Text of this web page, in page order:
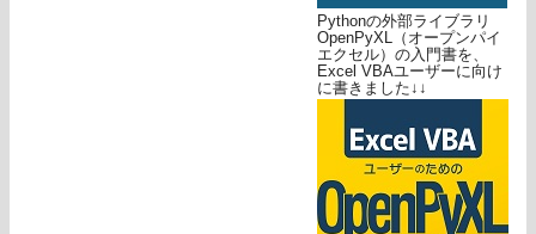
Pythonの外部ライブラリ
OpenPyXL（オープンパイ
エクセル）の入門書を、
Excel VBAユーザーに向け
に書きました↓↓